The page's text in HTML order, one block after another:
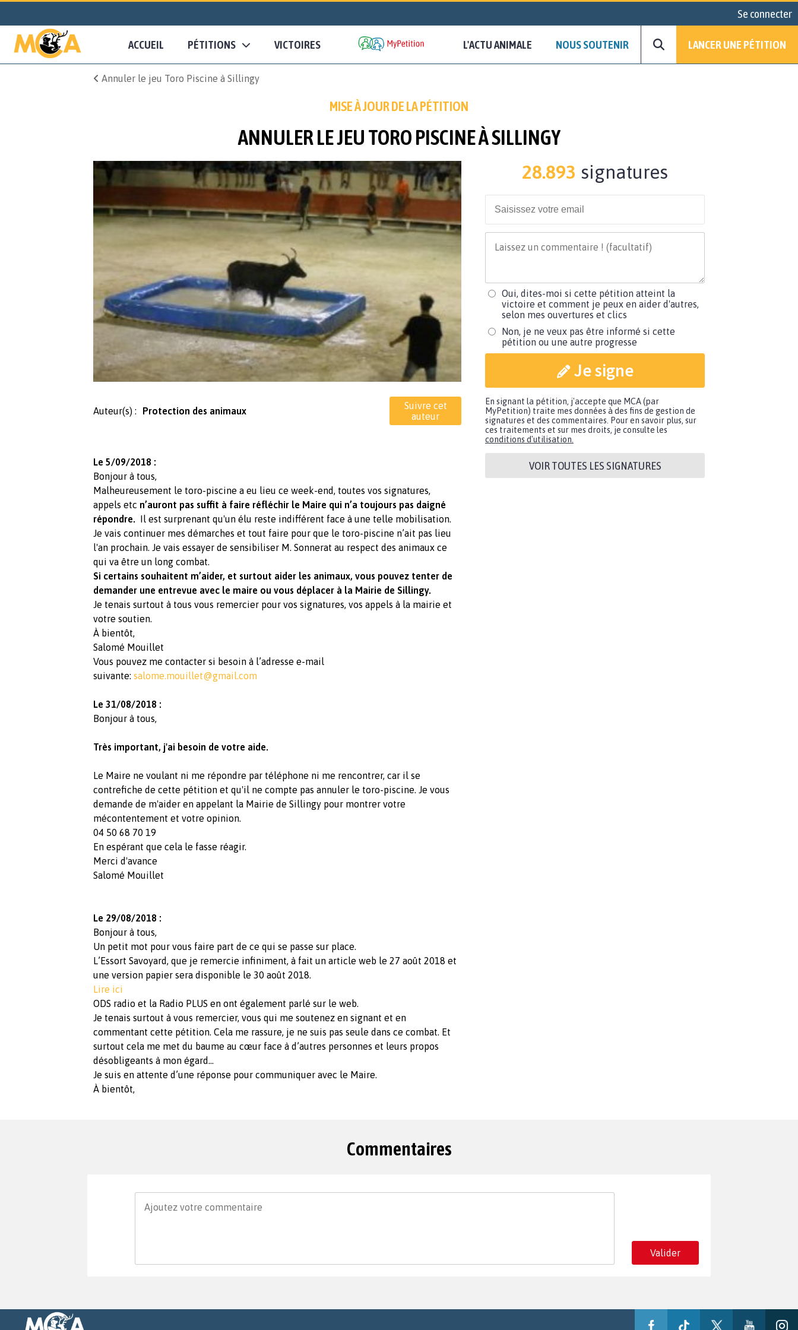
Se connecter
ACCUEIL PÉTITIONS VICTOIRES L'ACTU ANIMALE NOUS SOUTENIR LANCER UNE PÉTITION
Annuler le jeu Toro Piscine à Sillingy
MISE À JOUR DE LA PÉTITION
ANNULER LE JEU TORO PISCINE À SILLINGY
Auteur(s) : Protection des animaux
Suivre cet
auteur
Le 5/09/2018 :
Bonjour à tous,
Malheureusement le toro-piscine a eu lieu ce week-end, toutes vos signatures,
appels etc n’auront pas suffit à faire réfléchir le Maire qui n’a toujours pas daigné
répondre. Il est surprenant qu'un élu reste indifférent face à une telle mobilisation.
Je vais continuer mes démarches et tout faire pour que le toro-piscine n’ait pas lieu
l'an prochain. Je vais essayer de sensibiliser M. Sonnerat au respect des animaux ce
qui va être un long combat.
Si certains souhaitent m’aider, et surtout aider les animaux, vous pouvez tenter de
demander une entrevue avec le maire ou vous déplacer à la Mairie de Sillingy.
Je tenais surtout à tous vous remercier pour vos signatures, vos appels à la mairie et
votre soutien.
À bientôt,
Salomé Mouillet
Vous pouvez me contacter si besoin à l’adresse e-mail
suivante: salome.mouillet@gmail.com
Le 31/08/2018 :
Bonjour à tous,
Très important, j'ai besoin de votre aide.
Le Maire ne voulant ni me répondre par téléphone ni me rencontrer, car il se
contrefiche de cette pétition et qu'il ne compte pas annuler le toro-piscine. Je vous
demande de m'aider en appelant la Mairie de Sillingy pour montrer votre
mécontentement et votre opinion.
04 50 68 70 19
En espérant que cela le fasse réagir.
Merci d'avance
Salomé Mouillet
Le 29/08/2018 :
Bonjour à tous,
Un petit mot pour vous faire part de ce qui se passe sur place.
L’Essort Savoyard, que je remercie infiniment, à fait un article web le 27 août 2018 et
une version papier sera disponible le 30 août 2018.
Lire ici
ODS radio et la Radio PLUS en ont également parlé sur le web.
Je tenais surtout à vous remercier, vous qui me soutenez en signant et en
commentant cette pétition. Cela me rassure, je ne suis pas seule dans ce combat. Et
surtout cela me met du baume au cœur face à d’autres personnes et leurs propos
désobligeants à mon égard…
Je suis en attente d’une réponse pour communiquer avec le Maire.
À bientôt,
28.893 signatures
Oui, dites-moi si cette pétition atteint la
victoire et comment je peux en aider d'autres,
selon mes ouvertures et clics
Non, je ne veux pas être informé si cette
pétition ou une autre progresse
Je signe
En signant la pétition, j'accepte que MCA (par
MyPetition) traite mes données à des fins de gestion de
signatures et des commentaires. Pour en savoir plus, sur
ces traitements et sur mes droits, je consulte les
conditions d'utilisation.
VOIR TOUTES LES SIGNATURES
Commentaires
Valider